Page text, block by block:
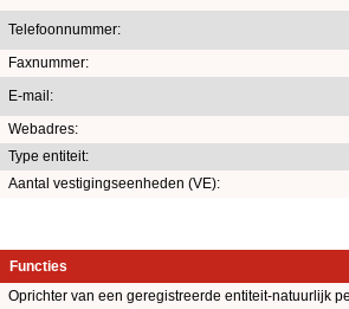
Telefoonnummer:
Faxnummer:
E-mail:
Webadres:
Type entiteit:
Aantal vestigingseenheden (VE):
Functies
Oprichter van een geregistreerde entiteit-natuurlijk